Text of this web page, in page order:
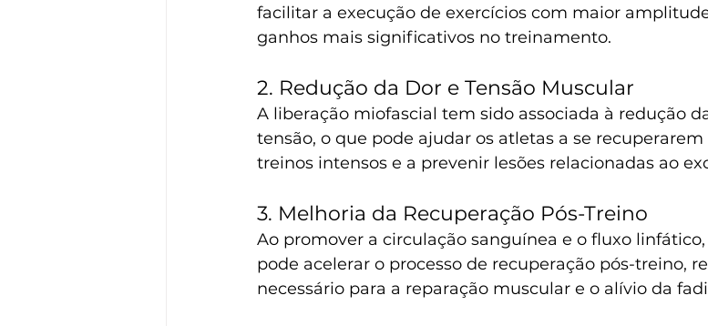
facilitar a execução de exercícios com maior
ganhos mais significativos no treinamento.
2. Redução da Dor e Tensão Muscular
A liberação miofascial tem sido associada à redução
tensão, o que pode ajudar os atletas a se
treinos intensos e a prevenir lesões relacionadas ao
3. Melhoria da Recuperação Pós-Treino
Ao promover a circulação sanguínea e o fluxo
pode acelerar o processo de recuperação pós-treino,
necessário para a reparação muscular e o alívio da